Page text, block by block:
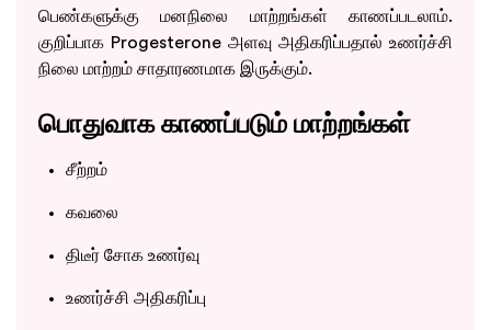
பெண்களுக்கு மனநிலை மாற்றங்கள் காணப்படலாம்.
குறிப்பாக Progesterone அளவு அதிகரிப்பதால் உணர்ச்சி
நிலை மாற்றம் சாதாரணமாக இருக்கும்.
பொதுவாக காணப்படும் மாற்றங்கள்
சீற்றம்
கவலை
திடீர் சோக உணர்வு
உணர்ச்சி அதிகரிப்பு